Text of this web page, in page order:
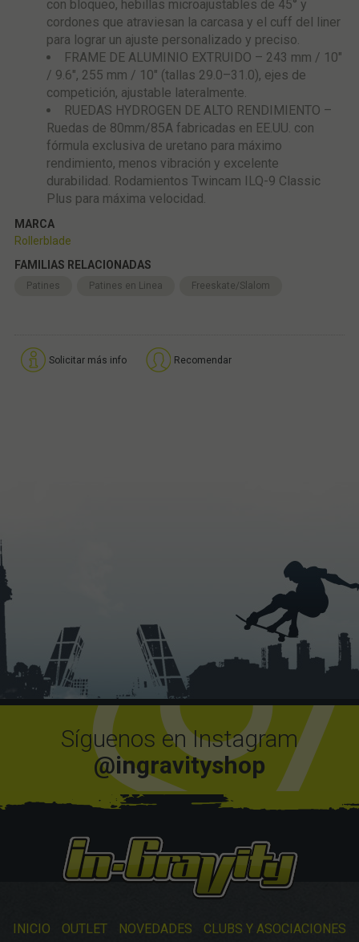
con bloqueo, hebillas microajustables de 45° y
cordones que atraviesan la carcasa y el cuff del liner
para lograr un ajuste personalizado y preciso.
FRAME DE ALUMINIO EXTRUIDO – 243 mm / 10"
/ 9.6", 255 mm / 10" (tallas 29.0–31.0), ejes de
competición, ajustable lateralmente.
RUEDAS HYDROGEN DE ALTO RENDIMIENTO –
Ruedas de 80mm/85A fabricadas en EE.UU. con
fórmula exclusiva de uretano para máximo
rendimiento, menos vibración y excelente
durabilidad. Rodamientos Twincam ILQ-9 Classic
Plus para máxima velocidad.
MARCA
Rollerblade
FAMILIAS RELACIONADAS
Patines Patines en Linea Freeskate/Slalom
Solicitar más info Recomendar
Síguenos en Instagram
@ingravityshop
INICIO OUTLET NOVEDADES
CLUBS Y ASOCIACIONES